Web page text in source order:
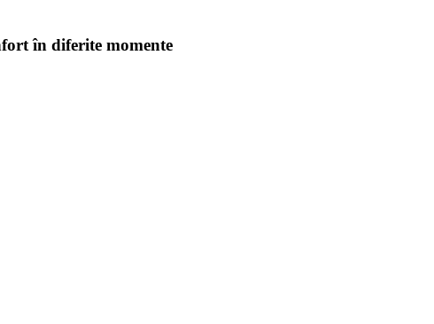
în diferite momente